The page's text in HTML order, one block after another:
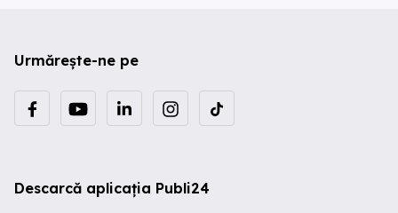
Urmărește-ne pe
Descarcă aplicația Publi24